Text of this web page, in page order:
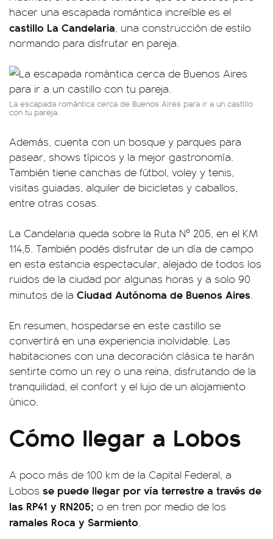
hacer una escapada romántica increíble es el
castillo La Candelaria, una construcción de estilo
normando para disfrutar en pareja.
La escapada romántica cerca de Buenos Aires para ir a un castillo
con tu pareja.
Además, cuenta con un bosque y parques para
pasear, shows típicos y la mejor gastronomía.
También tiene canchas de fútbol, voley y tenis,
visitas guiadas, alquiler de bicicletas y caballos,
entre otras cosas.
La Candelaria queda sobre la Ruta Nº 205, en el KM
114,5. También podés disfrutar de un día de campo
en esta estancia espectacular, alejado de todos los
ruidos de la ciudad por algunas horas y a solo 90
minutos de la Ciudad Autónoma de Buenos Aires.
En resumen, hospedarse en este castillo se
convertirá en una experiencia inolvidable. Las
habitaciones con una decoración clásica te harán
sentirte como un rey o una reina, disfrutando de la
tranquilidad, el confort y el lujo de un alojamiento
único.
Cómo llegar a Lobos
A poco más de 100 km de la Capital Federal, a
Lobos se puede llegar por vía terrestre a través de
las RP41 y RN205; o en tren por medio de los
ramales Roca y Sarmiento.